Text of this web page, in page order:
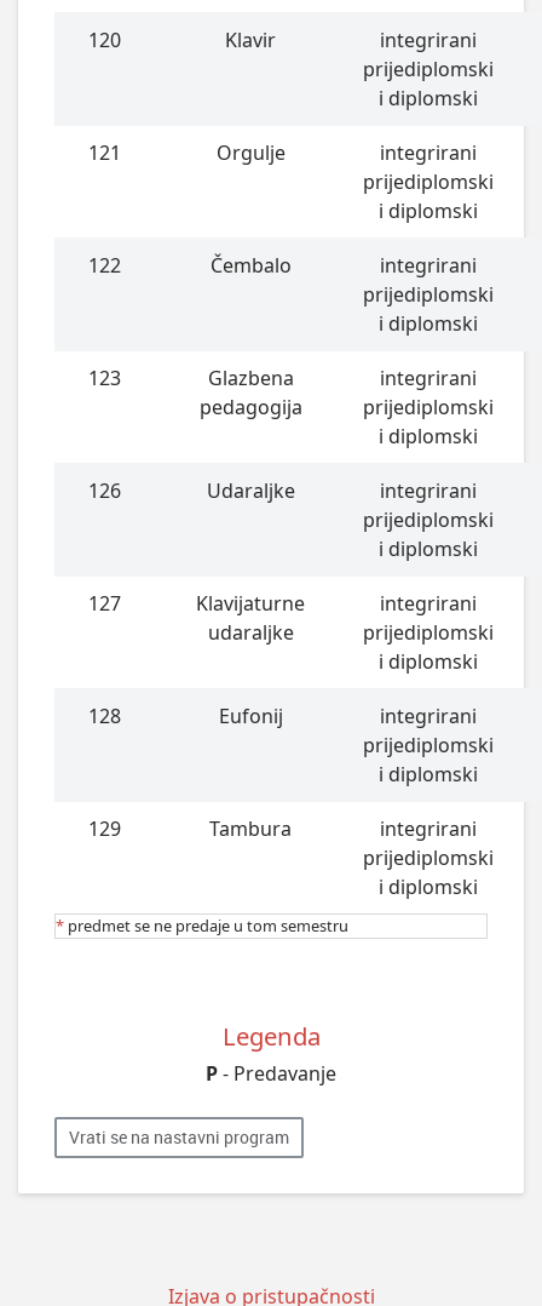
120 Klavir
integrirani
prijediplomski
i diplomski
121 Orgulje
integrirani
prijediplomski
i diplomski
122 Čembalo
integrirani
prijediplomski
i diplomski
123
Glazbena
pedagogija
integrirani
prijediplomski
i diplomski
126 Udaraljke
integrirani
prijediplomski
i diplomski
127
Klavijaturne
udaraljke
integrirani
prijediplomski
i diplomski
128 Eufonij
integrirani
prijediplomski
i diplomski
129 Tambura
integrirani
prijediplomski
i diplomski
* predmet se ne predaje u tom semestru
Legenda
P- Predavanje
Vrati se na nastavni program
Izjava o pristupačnosti